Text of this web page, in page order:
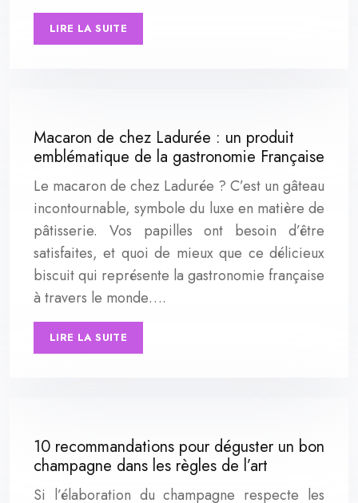
LIRE LA SUITE
Macaron de chez Ladurée : un produit
emblématique de la gastronomie Française
Le macaron de chez Ladurée ? C’est un gâteau
incontournable, symbole du luxe en matière de
pâtisserie. Vos papilles ont besoin d’être
satisfaites, et quoi de mieux que ce délicieux
biscuit qui représente la gastronomie française
à travers le monde….
LIRE LA SUITE
10 recommandations pour déguster un bon
champagne dans les règles de l’art
Si l’élaboration du champagne respecte les